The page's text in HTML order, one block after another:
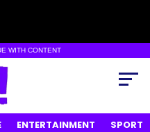
WITH CONTENT
ENTERTAINMENT SPORT